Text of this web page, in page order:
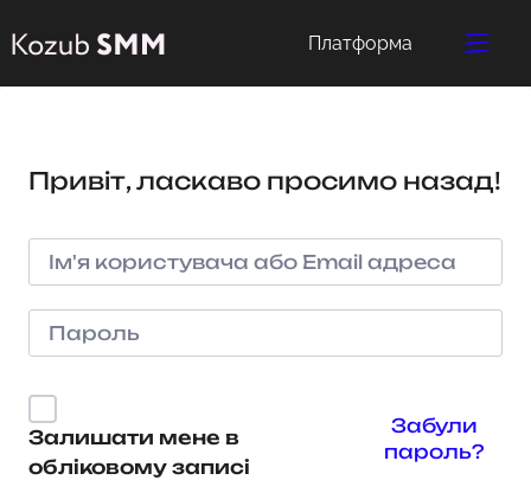
Платформа
Привіт, ласкаво просимо назад!
Залишати мене в
обліковому записі
Забули
пароль?